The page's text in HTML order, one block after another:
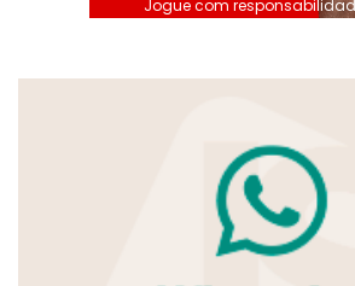
Jogue com